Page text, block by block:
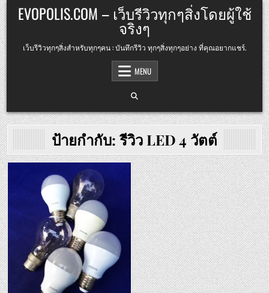
Skip
to
content
EVOPOLIS.COM – เว็บรีวิวทุกๆสิ่งโดยผู้ใช้
จริงๆ
เว็บรีวิวทุกๆสิ่งสำหรับทุกๆคน : บันทึกรีวิว ทุกๆสิ่งทุกๆอย่าง ที่คุณอยากแชร์.
MENU
ป้ายกำกับ:รีวิว LED 4 วัตต์
Posted